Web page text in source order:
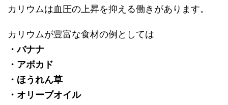
カリウムは血圧の上昇を抑える働きがあります。
カリウムが豊富な食材の例としては
・バナナ
・アボカド
・ほうれん草
・オリーブオイル